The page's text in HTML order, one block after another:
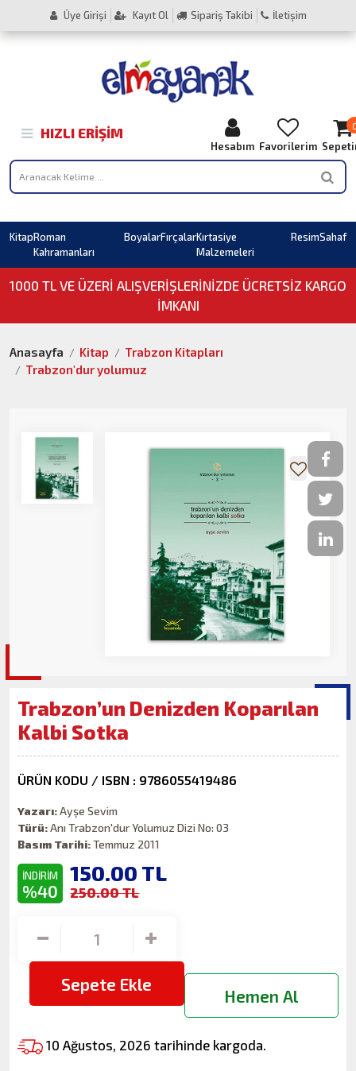
Üye Girişi Kayıt Ol Sipariş Takibi İletişim
HIZLI ERIŞIM
Hesabım Favorilerim
KitapRoman
Kahramanları
BoyalarFırçalarKırtasiye
Malzemeleri
ResimSahaf
1000 TL VE ÜZERI ALIŞVERIŞLERINIZDE ÜCRETSİZ KARGO
İMKANI
Anasayfa Kitap
Trabzon Kitapları
Trabzon'dur yolumuz
Trabzon’un Denizden Koparılan
Kalbi Sotka
ÜRÜN KODU / ISBN : 9786055419486
Yazarı:Ayşe Sevim
Türü:Anı Trabzon'dur Yolumuz Dizi No: 03
Basım Tarihi:Temmuz 2011
İNDİRİM
%40
150.00 TL
250.00 TL
Sepete Ekle
Hemen Al
10 Ağustos, 2026 tarihinde kargoda.